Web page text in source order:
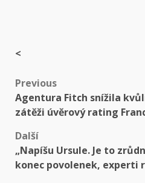
<
Post
navigation
Previous
Agentura Fitch snížila
zátěži úvěrový rating
Další
„Napíšu Ursule. Je to
konec povolenek, experti